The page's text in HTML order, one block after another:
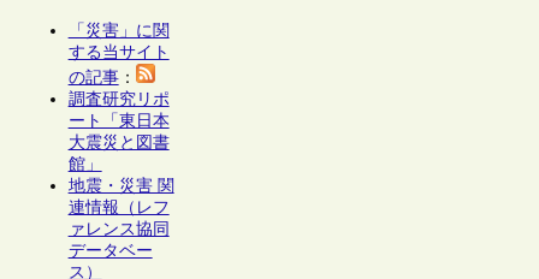
「災害」に関
する当サイト
の記事：
調査研究リポ
ート「東日本
大震災と図書
館」
地震・災害 関
連情報（レフ
ァレンス協同
データベー
ス）